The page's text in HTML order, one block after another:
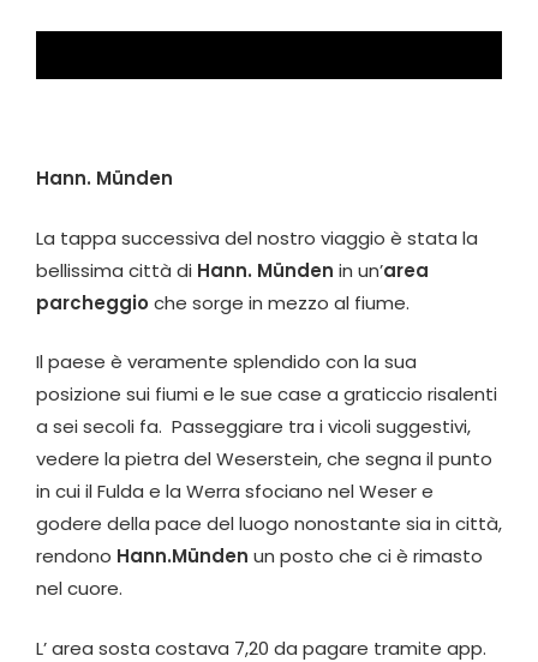
Hann. Münden
La tappa successiva del nostro viaggio è stata la
bellissima città di Hann. Münden in un’area
parcheggioche sorge in mezzo al fiume.
Il paese è veramente splendido con la sua
posizione sui fiumi e le sue case a graticcio risalenti
a sei secoli fa. Passeggiare tra i vicoli suggestivi,
vedere la pietra del Weserstein, che segna il punto
in cui il Fulda e la Werra sfociano nel Weser e
godere della pace del luogo nonostante sia in città,
rendono Hann.Münden un posto che ci è rimasto
nel cuore.
L’ area sosta costava 7,20 da pagare tramite app.